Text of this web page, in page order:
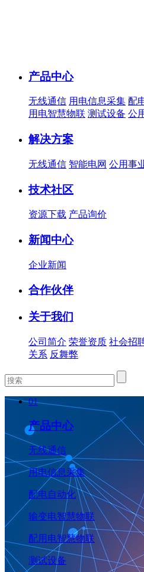
产品中心
无线通信 用电信息采集 配
用电智慧物联 测试设备 公
解决方案
无线通信 智能电网 公用事
技术社区
资源下载 产品询价
新闻中心
企业新闻
合作伙伴
关于我们
公司简介 荣誉资质 社会招
关系 反舞弊
01
产品中心
无线通信
用电信息采集
配电自动化
输变电智慧物联
配用电智慧物联
测试设备